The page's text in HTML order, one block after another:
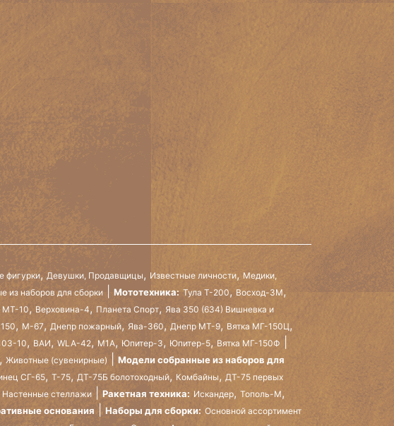
фигурки, Девушки, Продавщицы, Известные личности, Медики,
из наборов для сборки Мототехника: Тула Т-200, Восход-3М,
МТ-10, Верховина-4, Планета Спорт, Ява 350 (634) Вишневка и
, М-67, Днепр пожарный, Ява-360, Днепр МТ-9, Вятка МГ-150Ц,
10, ВАИ, WLA-42, М1А, Юпитер-3, Юпитер-5, Вятка МГ-150Ф
, Животные (сувенирные)
Модели собранные из наборов для
СГ-65, Т-75, ДТ-75Б болотоходный, Комбайны, ДТ-75 первых
Настенные стеллажи Ракетная техника: Искандер, Тополь-М,
основания Наборы для сборки: Основной ассортимент